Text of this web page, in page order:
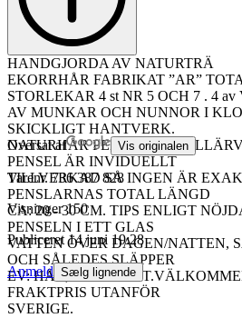
HANDGJORDA AV NATURTRÄ
EKORRHÅR FABRIKAT ”AR”
STORLEKAR 4 st NR 5 OCH 7 . 4 av
AV MUNKAR OCH NUNNOR I
SKICKLIGT HANTVERK.
NATURHÅR PERFEKT
PENSEL ÄR INVIDUELLT
TILLVERKAD SÅ INGEN ÄR
PENSLARNAS TOTAL LÄNGD
CA: 20 - 30 CM. TIPS ENLIGT
PENSELN I ETT GLAS
VATTEN ÖVER DAGEN/NATTEN,
OCH SÅLEDES SLÄPPER
EV: HÅR, EJ SÅ
FRAKTPRIS UTANFÖR
SVERIGE.
Oversat af Vis originalen
Varenr. 736 387 828
Visninger 150
Publiceret 14 juni 19:28
Anmeld Sælg lignende